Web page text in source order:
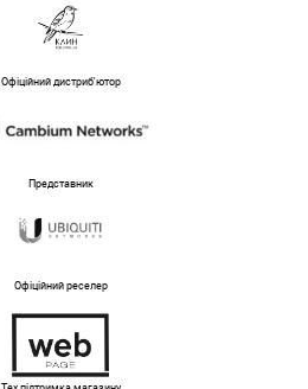
Офіційний дистриб'ютор
Представник
Офіційний реселер